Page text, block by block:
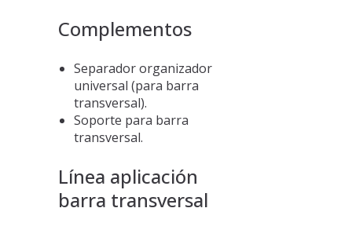
Complementos
Separador organizador
universal (para barra
transversal).
Soporte para barra
transversal.
Línea aplicación
barra transversal